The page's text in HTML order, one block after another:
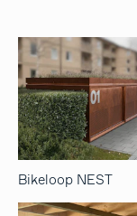
Bikeloop NEST